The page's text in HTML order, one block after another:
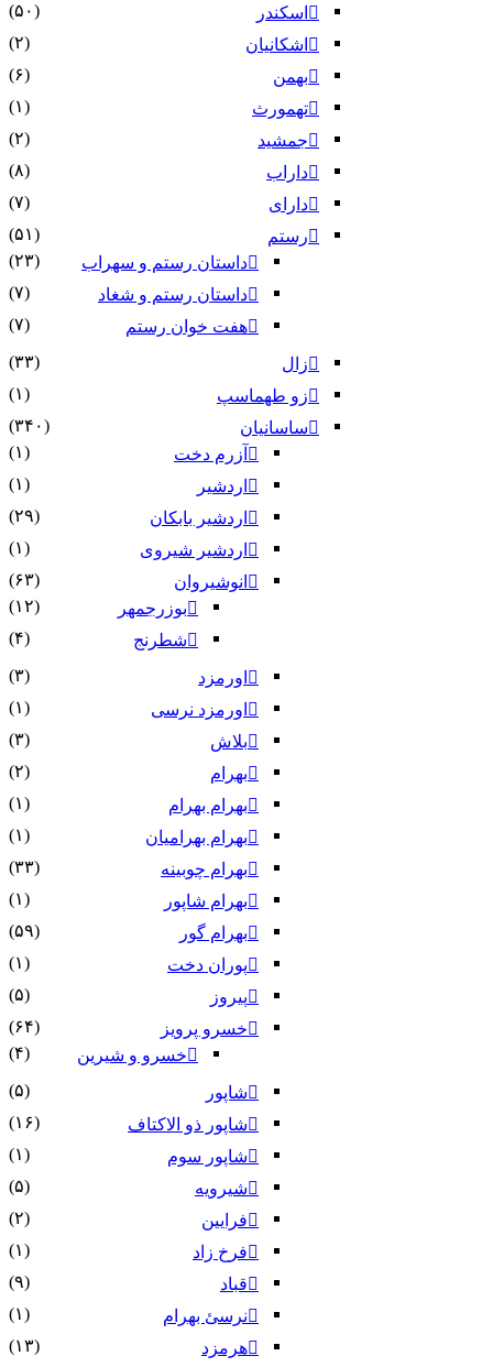
اسکندر
(۵۰)
اشکانیان
(۲)
بهمن
(۶)
تهمورث
(۱)
جمشید
(۲)
داراب
(۸)
دارای
(۷)
رستم
(۵۱)
داستان رستم و سهراب
(۲۳)
داستان رستم و شغاد
(۷)
هفت خوان رستم‏
(۷)
زال
(۳۳)
زو طهماسپ‏
(۱)
ساسانیان
(۳۴۰)
آزرم دخت
(۱)
اردشیر
(۱)
اردشیر بابکان
(۲۹)
اردشیر شیروی
(۱)
انوشیروان
(۶۳)
بوزرجمهر
(۱۲)
شطرنج
(۴)
اورمزد
(۳)
اورمزد نرسى‏
(۱)
بلاش
(۳)
بهرام
(۲)
بهرام بهرام
(۱)
بهرام بهرامیان‏
(۱)
بهرام چوبینه
(۳۳)
بهرام شاپور
(۱)
بهرام گور
(۵۹)
پوران دخت
(۱)
پیروز
(۵)
خسرو پرویز
(۶۴)
خسرو و شیرین
(۴)
شاپور
(۵)
شاپور ذو الاکتاف
(۱۶)
شاپور سوم‏
(۱)
شیرویه
(۵)
فرایین
(۲)
فرخ زاد
(۱)
قباد
(۹)
نرسئ بهرام‏
(۱)
هرمزد
(۱۳)